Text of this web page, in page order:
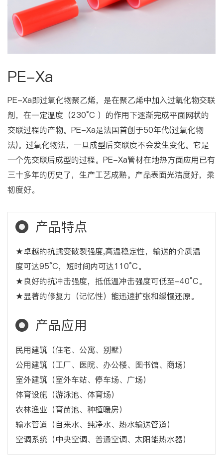
PE-Xa
PE-Xa即过氧化物聚乙烯，是在聚乙烯中加入过氧化物交联
剂，在一定温度（230°C ）的作用下逐渐完成平面网状的
交联过程的产物。PE-Xa是法国首创于50年代(过氧化物
法)。过氧化物法，一旦成型后交联度不会发生变化。它是
一个先交联后成型的过程。PE-Xa管材在地热方面应用已有
三十多年的历史了，生产工艺成熟。产品表面光洁度好，柔
韧度好。
产品特点
★卓越的抗蠕变破裂强度,高温稳定性，输送的介质温
度可达95°C，短时间内可达110°C。
★良好的抗冲击强度，抵低温冲击强度可低至-40°C。
★显著的修复力（记忆性）能迅速扩张和缓慢还原。
产品应用
民用建筑（住宅、公寓、别墅）
公用建筑（工厂、医院、办公楼、图书馆、商场）
室外建筑（室外车站、停车场、广场）
体育设施（游泳池、体育场）
农林渔业（育苗池、种植暖房）
输水管道（自来水、纯净水、热水输送管道）
空调系统（中央空调、普通空调、太阳能热水器）